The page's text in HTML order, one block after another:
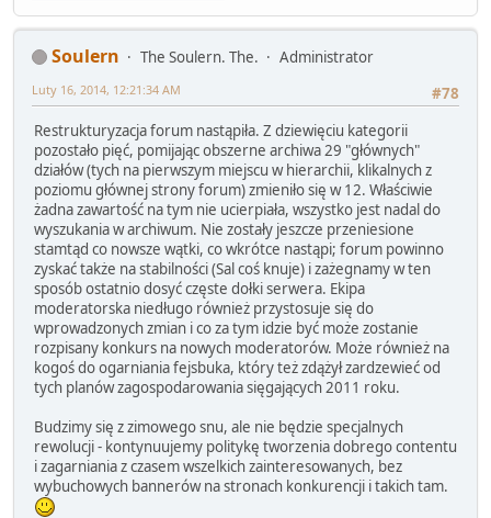
Soulern The Soulern. The.
Administrator
#78
Luty 16, 2014, 12:21:34 AM
Restrukturyzacja forum nastąpiła. Z dziewięciu kategorii
pozostało pięć, pomijając obszerne archiwa 29 "głównych"
działów (tych na pierwszym miejscu w hierarchii, klikalnych z
poziomu głównej strony forum) zmieniło się w 12. Właściwie
żadna zawartość na tym nie ucierpiała, wszystko jest nadal do
wyszukania w archiwum. Nie zostały jeszcze przeniesione
stamtąd co nowsze wątki, co wkrótce nastąpi; forum powinno
zyskać także na stabilności (Sal coś knuje) i zażegnamy w ten
sposób ostatnio dosyć częste dołki serwera. Ekipa
moderatorska niedługo również przystosuje się do
wprowadzonych zmian i co za tym idzie być może zostanie
rozpisany konkurs na nowych moderatorów. Może również na
kogoś do ogarniania fejsbuka, który też zdążył zardzewieć od
tych planów zagospodarowania sięgających 2011 roku.
Budzimy się z zimowego snu, ale nie będzie specjalnych
rewolucji - kontynuujemy politykę tworzenia dobrego contentu
i zagarniania z czasem wszelkich zainteresowanych, bez
wybuchowych bannerów na stronach konkurencji i takich tam.